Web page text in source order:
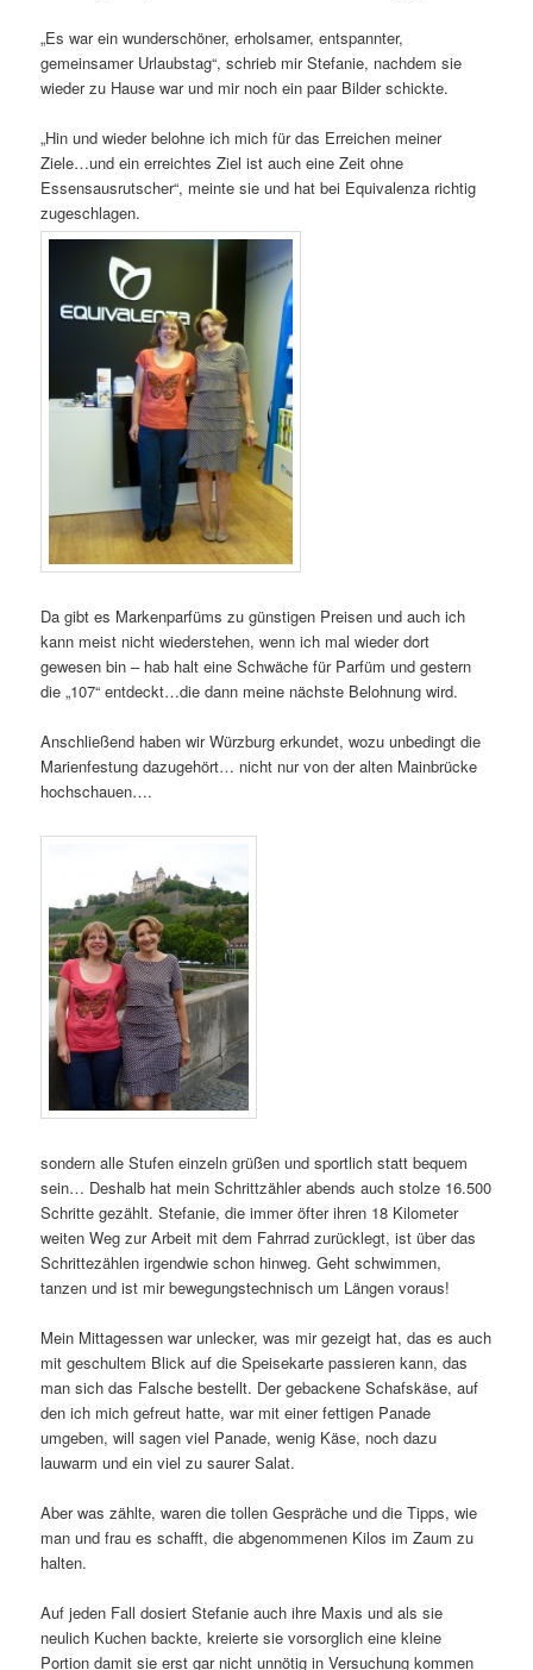
„Es war ein wunderschöner, erholsamer, entspannter,
gemeinsamer Urlaubstag“, schrieb mir Stefanie, nachdem sie
wieder zu Hause war und mir noch ein paar Bilder schickte.
„Hin und wieder belohne ich mich für das Erreichen meiner
Ziele…und ein erreichtes Ziel ist auch eine Zeit ohne
Essensausrutscher“, meinte sie und hat bei Equivalenza richtig
zugeschlagen.
Da gibt es Markenparfüms zu günstigen Preisen und auch ich
kann meist nicht wiederstehen, wenn ich mal wieder dort
gewesen bin – hab halt eine Schwäche für Parfüm und gestern
die „107“ entdeckt…die dann meine nächste Belohnung wird.
Anschließend haben wir Würzburg erkundet, wozu unbedingt die
Marienfestung dazugehört… nicht nur von der alten Mainbrücke
hochschauen….
sondern alle Stufen einzeln grüßen und sportlich statt bequem
sein… Deshalb hat mein Schrittzähler abends auch stolze 16.500
Schritte gezählt. Stefanie, die immer öfter ihren 18 Kilometer
weiten Weg zur Arbeit mit dem Fahrrad zurücklegt, ist über das
Schrittezählen irgendwie schon hinweg. Geht schwimmen,
tanzen und ist mir bewegungstechnisch um Längen voraus!
Mein Mittagessen war unlecker, was mir gezeigt hat, das es auch
mit geschultem Blick auf die Speisekarte passieren kann, das
man sich das Falsche bestellt. Der gebackene Schafskäse, auf
den ich mich gefreut hatte, war mit einer fettigen Panade
umgeben, will sagen viel Panade, wenig Käse, noch dazu
lauwarm und ein viel zu saurer Salat.
Aber was zählte, waren die tollen Gespräche und die Tipps, wie
man und frau es schafft, die abgenommenen Kilos im Zaum zu
halten.
Auf jeden Fall dosiert Stefanie auch ihre Maxis und als sie
neulich Kuchen backte, kreierte sie vorsorglich eine kleine
Portion damit sie erst gar nicht unnötig in Versuchung kommen